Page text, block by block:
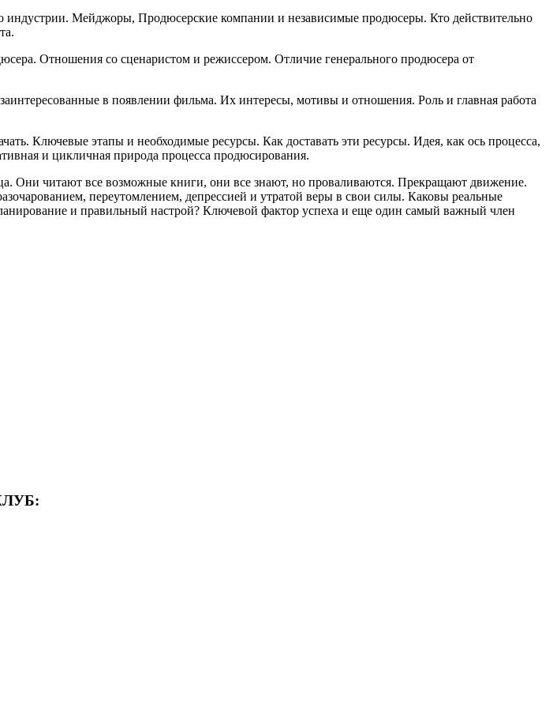
индустрии. Мейджоры, Продюсерские компании и независимые продюсеры. Кто действительно
Отношения со сценаристом и режиссером. Отличие генерального продюсера от
в появлении фильма. Их интересы, мотивы и отношения. Роль и главная работа
Ключевые этапы и необходимые ресурсы. Как доставать эти ресурсы. Идея, как ось процесса,
и цикличная природа процесса продюсирования.
Они читают все возможные книги, они все знают, но проваливаются. Прекращают движение.
переутомлением, депрессией и утратой веры в свои силы. Каковы реальные
и правильный настрой? Ключевой фактор успеха и еще один самый важный член